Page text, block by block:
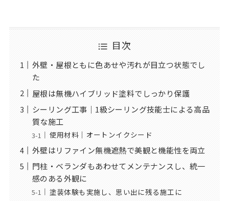
目次
外壁・屋根ともに色あせや汚れが目立つ状態でし
た
屋根は無機ハイブリッド塗料でしっかり保護
シーリング工事｜1級シーリング技能士による高品
質な施工
使用材料｜オートンイクシード
外壁はリファイン無機遮熱で美観と機能性を両立
門柱・ベランダもあわせてメンテナンスし、統一
感のある外観に
塗装体験も実施し、思い出に残る施工に